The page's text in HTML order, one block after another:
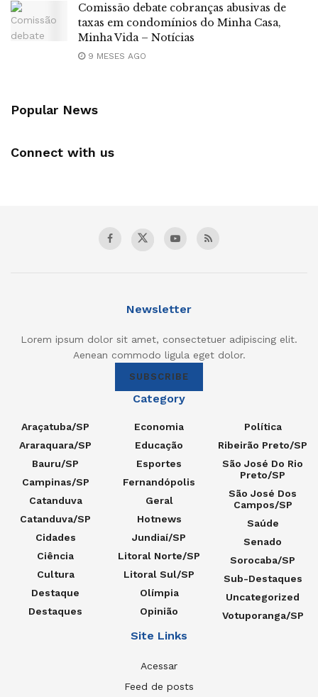
Comissão debate cobranças abusivas de
taxas em condomínios do Minha Casa,
Minha Vida – Notícias
9 MESES AGO
Popular News
Connect with us
Newsletter
Lorem ipsum dolor sit amet, consectetuer adipiscing elit.
Aenean commodo ligula eget dolor.
SUBSCRIBE
Category
Araçatuba/SP
Araraquara/SP
Bauru/SP
Campinas/SP
Catanduva
Catanduva/SP
Cidades
Ciência
Cultura
Destaque
Destaques
Economia
Educação
Esportes
Fernandópolis
Geral
Hotnews
Jundiaí/SP
Litoral Norte/SP
Litoral Sul/SP
Olímpia
Opinião
Política
Ribeirão Preto/SP
São José Do Rio
Preto/SP
São José Dos
Campos/SP
Saúde
Senado
Sorocaba/SP
Sub-Destaques
Uncategorized
Votuporanga/SP
Site Links
Acessar
Feed de posts